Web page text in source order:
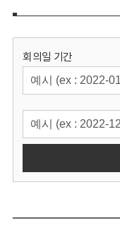
보
위
원
회
회의일 기간